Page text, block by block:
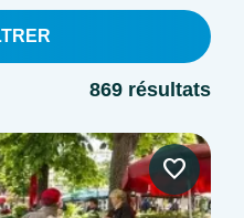
869 résultats